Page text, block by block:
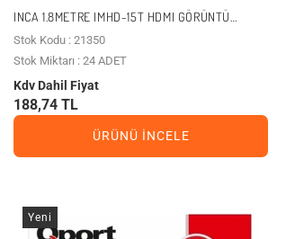
INCA 1.8METRE IMHD-15T HDMI GÖRÜNTÜ
KABLOSU GOLD 1.4V 4K
Stok Kodu : 21350
Stok Miktarı : 24 ADET
Kdv Dahil Fiyat
188,74 TL
ÜRÜNÜ İNCELE
Yeni